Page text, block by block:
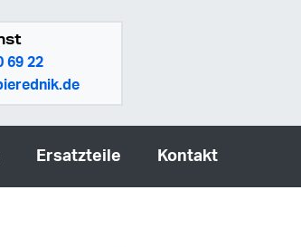
69 22
Ersatzteile Kontakt